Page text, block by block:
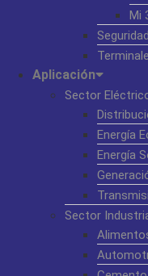
Mi
Aplicación
Sector
Energía
Energía
Sector